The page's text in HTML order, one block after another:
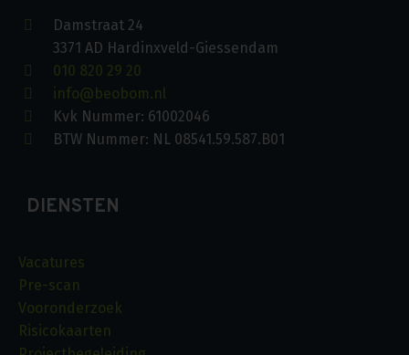
Damstraat 24
3371 AD Hardinxveld-Giessendam
010 820 29 20
info@beobom.nl
Kvk Nummer: 61002046
BTW Nummer: NL 08541.59.587.B01
DIENSTEN
Vacatures
Pre-scan
Vooronderzoek
Risicokaarten